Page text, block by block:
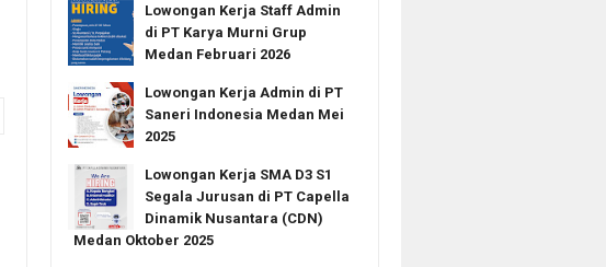
Lowongan Kerja Staff Admin
di PT Karya Murni Grup
Medan Februari 2026
Lowongan Kerja Admin di PT
Saneri Indonesia Medan Mei
2025
Lowongan Kerja SMA D3 S1
Segala Jurusan di PT Capella
Dinamik Nusantara (CDN)
Medan Oktober 2025